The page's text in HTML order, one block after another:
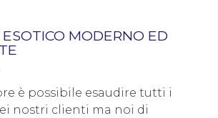
MODERNO ED
è possibile esaudire tutti i
nostri clienti ma noi di